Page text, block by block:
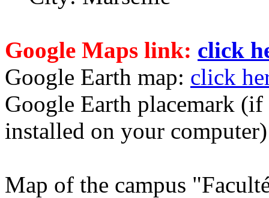
Google Maps link: click
Google Earth map: click
Google Earth placemark
installed on your
Map of the campus